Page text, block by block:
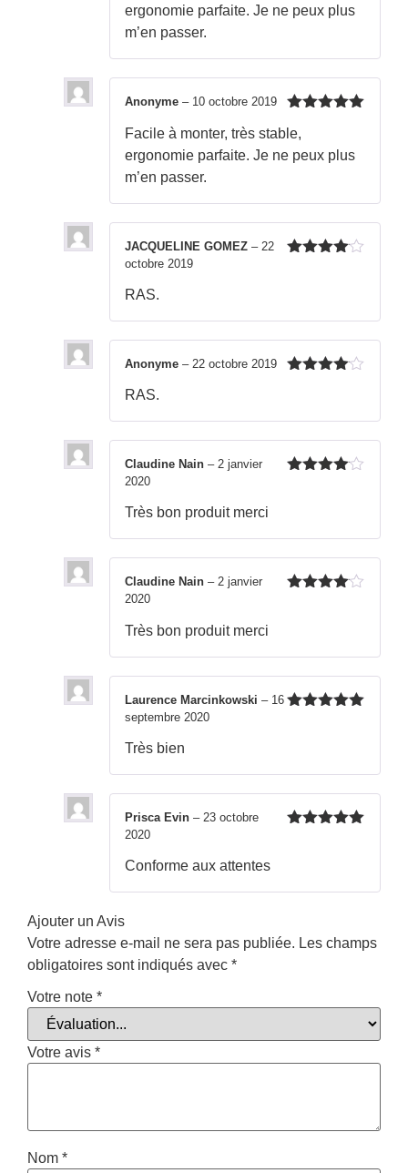
ergonomie parfaite. Je ne peux plus
m’en passer.
5
Anonyme – 10 octobre 2019
Facile à monter, très stable,
ergonomie parfaite. Je ne peux plus
m’en passer.
JACQUELINE GOMEZ – 22
octobre 2019
RAS.
Anonyme – 22 octobre 2019
RAS.
Claudine Nain – 2 janvier
2020
Très bon produit merci
Claudine Nain – 2 janvier
2020
Très bon produit merci
Laurence Marcinkowski – 16
septembre 2020
Très bien
Prisca Evin – 23 octobre
2020
Conforme aux attentes
Ajouter un Avis
Votre adresse e-mail ne sera pas publiée. Les champs
obligatoires sont indiqués avec *
Votre note *
Votre avis *
Nom *